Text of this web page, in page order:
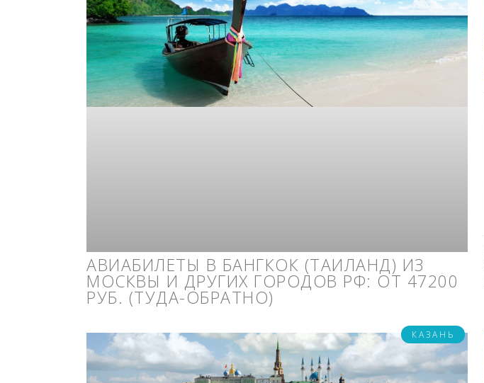
АВИАБИЛЕТЫ В БАНГКОК (ТАИЛАНД) ИЗ
МОСКВЫ И ДРУГИХ ГОРОДОВ РФ: ОТ 47200
РУБ. (ТУДА-ОБРАТНО)
КАЗАНЬ